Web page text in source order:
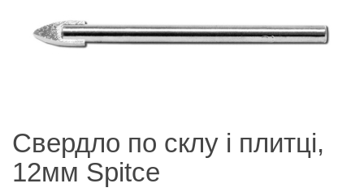
Свердло по склу і плитці,
12мм Spitce